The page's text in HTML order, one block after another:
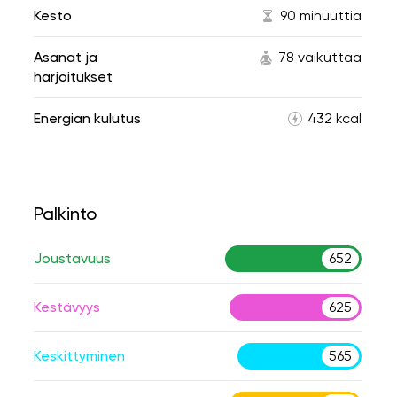
Kesto 90 minuuttia
Asanat ja
harjoitukset
78 vaikuttaa
Energian kulutus 432 kcal
Palkinto
Joustavuus 652
Kestävyys 625
Keskittyminen 565